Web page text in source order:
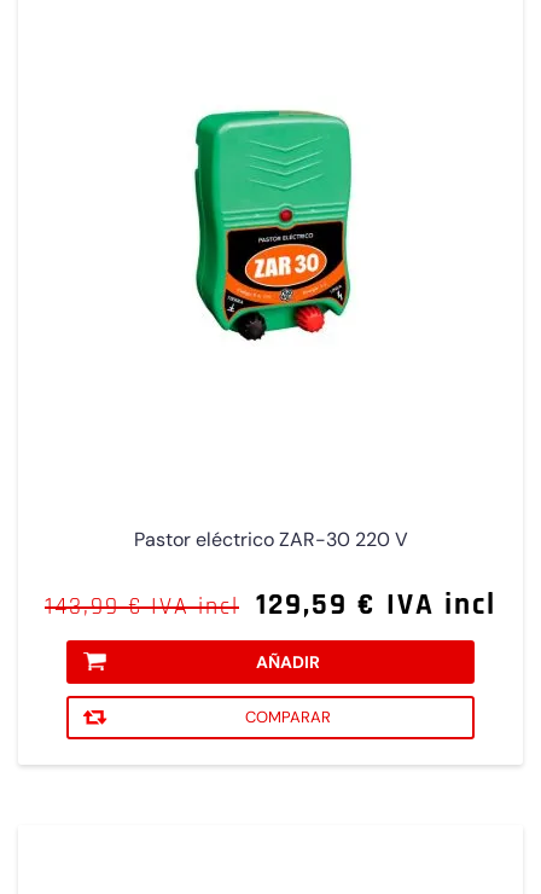
Pastor eléctrico ZAR-30 220 V
143,99 € IVA incl 129,59 € IVA incl
AÑADIR
COMPARAR